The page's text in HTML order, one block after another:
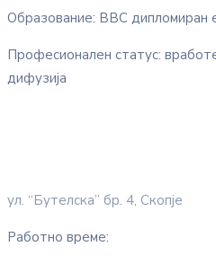
Образование: ВВС дипломиран
Професионален статус:
дифузија
ул. “Бутелска” бр. 4, Скопје
Работно време: